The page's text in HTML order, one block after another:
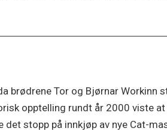
brødrene Tor og Bjørnar Workinn
opptelling rundt år 2000 viste
stopp på innkjøp av nye Cat-